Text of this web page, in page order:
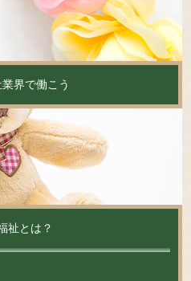
界で働こう
祉とは？